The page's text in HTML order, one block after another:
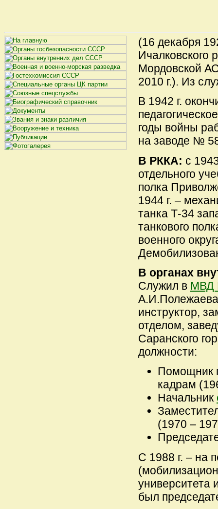
(16 декабря
Ичалковского
Мордовской
2010 г.). Из
В 1942 г.
годы войны
на заводе №
В РККА: с
отдельного
полка
1944 г. –
танка Т-34
танкового
военного
В органах
Служил в МВД
инструктор,
отделом,
Саранского
должности:
Помощник
кадрам
Начальник
(1970 –
С 1988 г. – на
университета
был